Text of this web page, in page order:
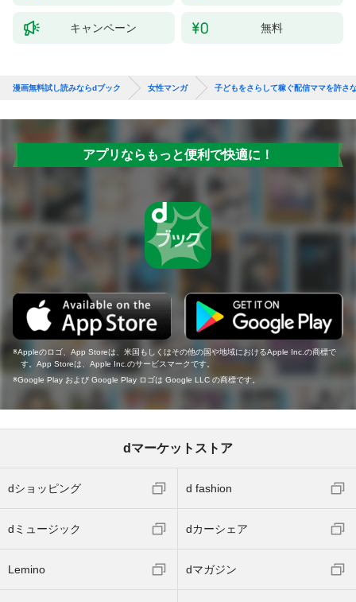
キャンペーン 無料
漫画無料試し読みならdブック 女性マンガ 子どもをさらして稼ぐ配信ママを許さ
アプリならもっと便利で快適に！
Appleのロゴ、App Storeは、米国もしくはその他の国や地域におけるApple Inc.の商標で
す。App Storeは、Apple Inc.のサービスマークです。
Google Play および Google Play ロゴは Google LLC の商標です。
dマーケットストア
dショッピング d fashion
dミュージック dカーシェア
Lemino dマガジン